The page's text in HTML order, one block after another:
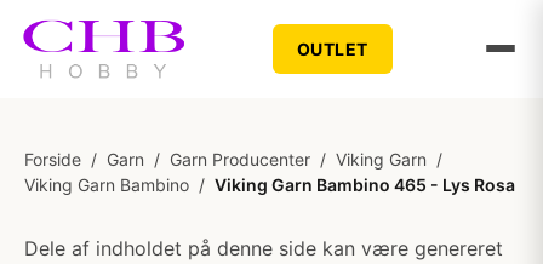
OUTLET
Forside / Garn / Garn Producenter / Viking Garn /
Viking Garn Bambino / Viking Garn Bambino 465 - Lys Rosa
Dele af indholdet på denne side kan være genereret